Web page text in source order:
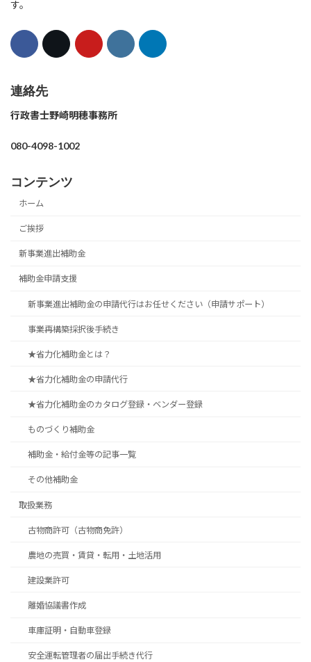
す。
連絡先
行政書士野崎明穂事務所
080-4098-1002
コンテンツ
ホーム
ご挨拶
新事業進出補助金
補助金申請支援
新事業進出補助金の申請代行はお任せください（申請サポート）
事業再構築採択後手続き
★省力化補助金とは？
★省力化補助金の申請代行
★省力化補助金のカタログ登録・ベンダー登録
ものづくり補助金
補助金・給付金等の記事一覧
その他補助金
取扱業務
古物商許可（古物商免許）
農地の売買・賃貸・転用・土地活用
建設業許可
離婚協議書作成
車庫証明・自動車登録
安全運転管理者の届出手続き代行